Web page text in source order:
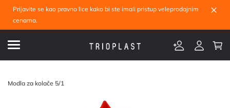
Prijavite se kao pravno lice kako bi ste imali pristup veleprodajnim
cenama.
×
Modla za kolače 5/1